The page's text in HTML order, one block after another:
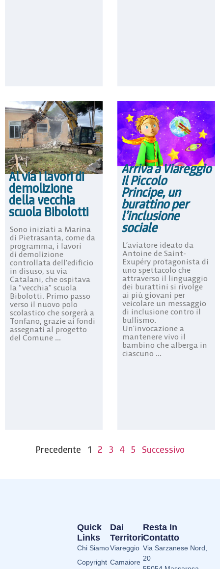
Al via i lavori di
demolizione
della vecchia
scuola Bibolotti
Sono iniziati a Marina
di Pietrasanta, come da
programma, i lavori
di demolizione
controllata dell’edificio
in disuso, su via
Catalani, che ospitava
la “vecchia” scuola
Bibolotti. Primo passo
verso il nuovo polo
scolastico che sorgerà a
Tonfano, grazie ai fondi
assegnati al progetto
del Comune ...
Arriva a Viareggio
Il Piccolo
Principe, un
burattino per
l’inclusione
sociale
L’aviatore ideato da
Antoine de Saint-
Exupéry protagonista di
uno spettacolo che
attraverso il linguaggio
dei burattini si rivolge
ai più giovani per
veicolare un messaggio
di inclusione contro il
bullismo.
Un’invocazione a
mantenere vivo il
bambino che alberga in
ciascuno ...
Precedente 1 2 3 4 5 Successivo
Dai
Territori
Viareggio
Camaiore
Quick
Links
Chi Siamo
Copyright
Resta In
Contatto
Via Sarzanese Nord,
20